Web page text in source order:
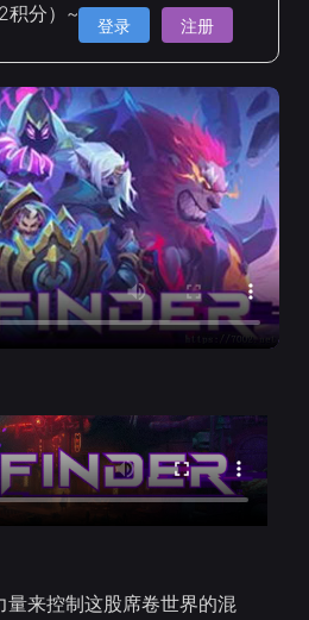
积分）~ 登录 注册
来控制这股席卷世界的混